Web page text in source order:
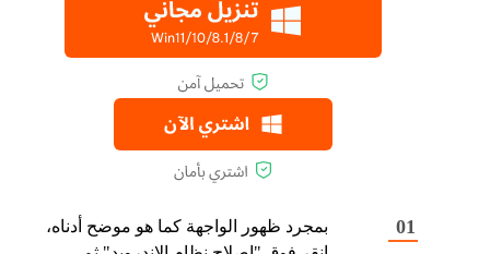
بمجرد ظهور الواجهة كما هو موضح أدناه،